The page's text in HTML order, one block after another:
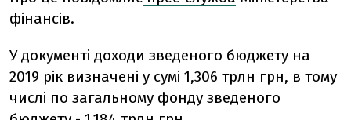
фінансів.
У документі доходи зведеного бюджету на
2019 рік визначені у сумі 1,306 трлн грн, в тому
числі по загальному фонду зведеного